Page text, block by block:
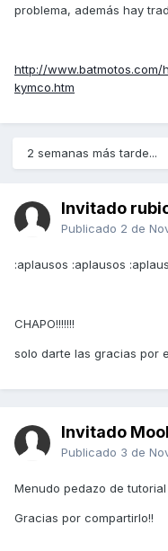
problema, además hay
http://
kymco.htm
2 semanas más tarde...
Invitado
Publicado 2 de
:aplausos :aplausos
CHAPO!!!!!!!
solo darte las gracias por
Invitado
Publicado 3 de
Menudo pedazo de
Gracias por compartirlo!!